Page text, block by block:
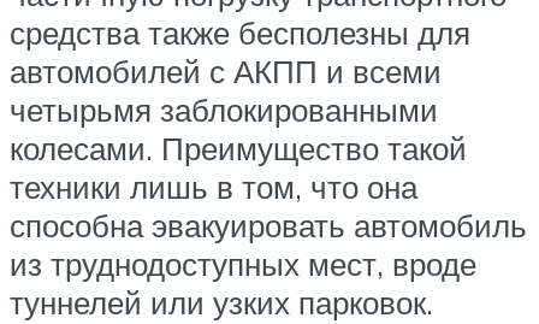
средства также бесполезны для
автомобилей с АКПП и всеми
четырьмя заблокированными
колесами. Преимущество такой
техники лишь в том, что она
способна эвакуировать автомобиль
из труднодоступных мест, вроде
туннелей или узких парковок.